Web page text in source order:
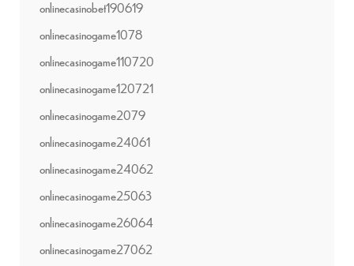
onlinecasinobet190619
onlinecasinogame1078
onlinecasinogame110720
onlinecasinogame120721
onlinecasinogame2079
onlinecasinogame24061
onlinecasinogame24062
onlinecasinogame25063
onlinecasinogame26064
onlinecasinogame27062